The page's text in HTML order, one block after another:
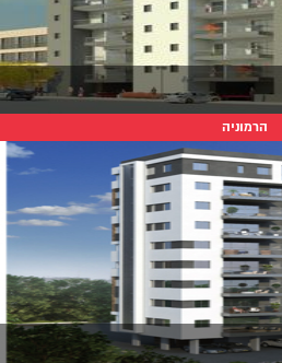
הרמוניה